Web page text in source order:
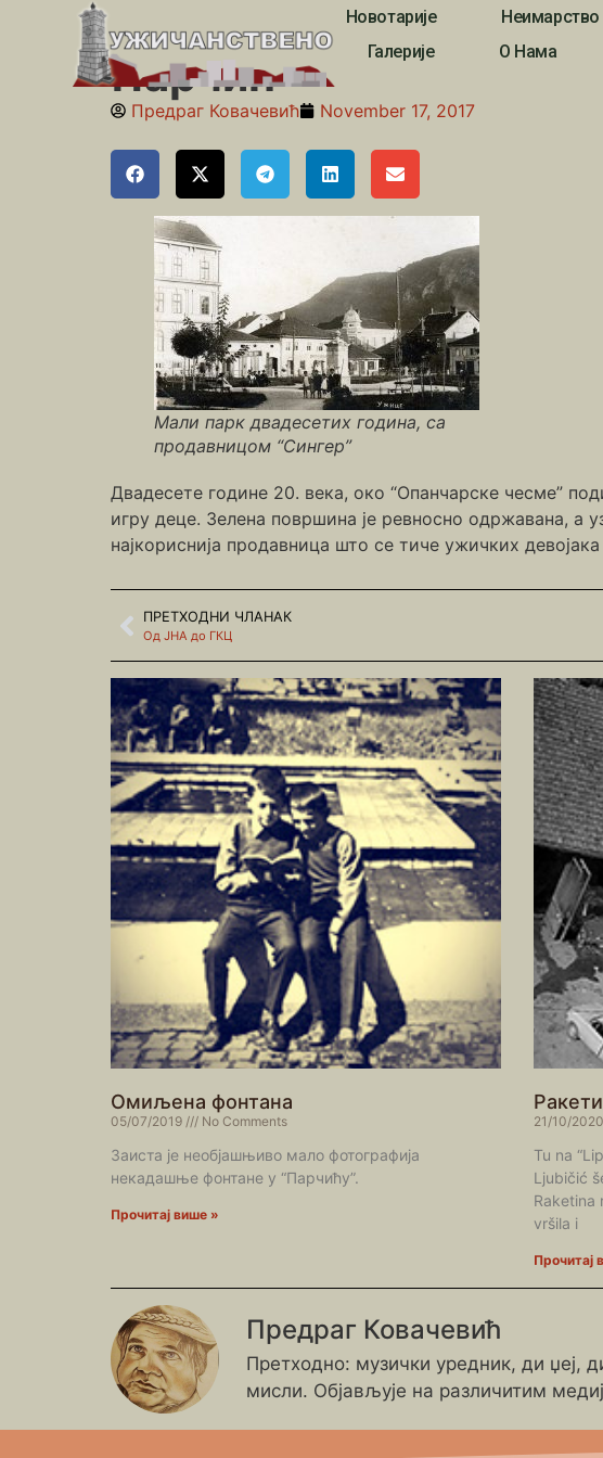
Новотарије Неимарство
Галерије
О Нама
Парчић
Парчић
Предраг Ковачевић November 17, 2017
Мали парк двадесетих година, са
продавницом “Сингер”
Двадесете године 20. века, око “Опанчарске чесме”
игру деце. Зелена површина је ревносно одржавана, а
најкориснија продавница што се тиче ужичких
ПРЕТХОДНИ ЧЛАНАК
Од ЈНА до ГКЦ
Омиљена фонтана
05/07/2019 No Comments
Заиста је необјашњиво мало фотографија
некадашње фонтане у “Парчићу”.
Прочитај више »
21/10/2020
Tu na
Ljubičić
Raketina
vršila i
Прочитај
Предраг Ковачевић
Претходно: музички уредник, ди џеј,
мисли. Објављује на различитим